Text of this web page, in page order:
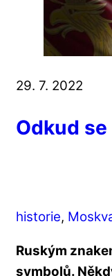
29. 7. 2022
Odkud
historie,
Ruským
symbolů.